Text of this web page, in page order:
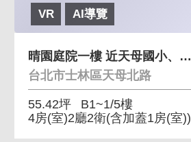
VR AI導覽
晴園庭院一樓 近天母國小、邊間、房間有對外窗
台北市士林區天母北路
55.42坪
B1~1/5樓
4房(室)2廳2衛(含加蓋1房(室))